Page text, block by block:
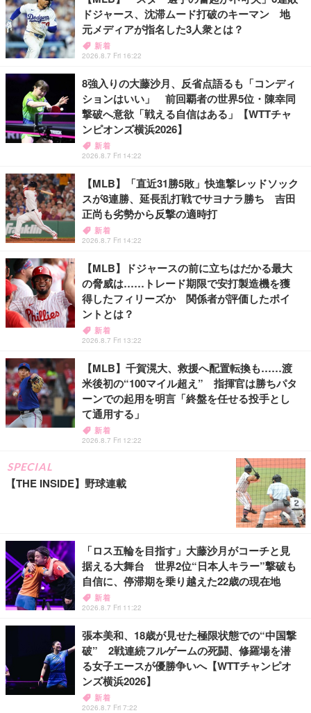
ドジャース、沈滞ムード打破のキーマン 地
元メディアが指名した3人衆とは？
新着
2026.8.7 Fri 16:22
8強入りの大藤沙月、反省点語るも「コンディ
ションはいい」 前回覇者の世界5位・陳幸同
撃破へ意欲「戦える自信はある」【WTTチャ
ンピオンズ横浜2026】
新着
2026.8.7 Fri 14:22
【MLB】「直近31勝5敗」快進撃レッドソック
スが8連勝、延長乱打戦でサヨナラ勝ち 吉田
正尚も劣勢から反撃の適時打
新着
2026.8.7 Fri 14:22
【MLB】ドジャースの前に立ちはだかる最大
の脅威は……トレード期限で安打製造機を獲
得したフィリーズか 関係者が評価したポイ
ントとは？
新着
2026.8.7 Fri 13:22
【MLB】千賀滉大、救援へ配置転換も……渡
米後初の“100マイル超え” 指揮官は勝ちパタ
ーンでの起用を明言「終盤を任せる投手とし
て通用する」
新着
2026.8.7 Fri 12:22
SPECIAL
【THE INSIDE】野球連載
「ロス五輪を目指す」大藤沙月がコーチと見
据える大舞台 世界2位“日本人キラー”撃破も
自信に、停滞期を乗り越えた22歳の現在地
新着
2026.8.7 Fri 11:22
張本美和、18歳が見せた極限状態での“中国撃
破” 2戦連続フルゲームの死闘、修羅場を潜
る女子エースが優勝争いへ【WTTチャンピオ
ンズ横浜2026】
新着
2026.8.7 Fri 7:22